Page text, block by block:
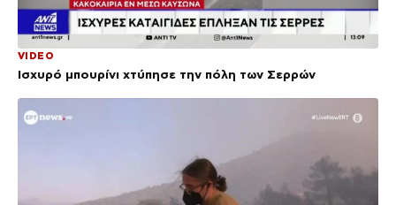
VIDEO
Ισχυρό μπουρίνι χτύπησε την πόλη των Σερρών